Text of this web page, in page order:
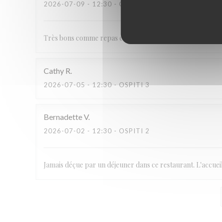
2026-07-09 - 12:30 - OSPITI 2
Très bons comme repas et accueil au top
Cathy R
2026-07-05 - 12:30 - OSPITI 3
BernadetteV
2026-07-02 - 12:30 - OSPITI 2
Jamais déçue par un déjeuner dans ce restaurant.